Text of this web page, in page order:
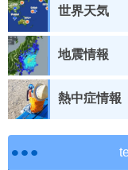
世界天気
地震情報
熱中症情報